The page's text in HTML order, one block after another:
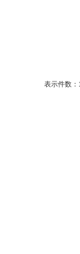
表示件数